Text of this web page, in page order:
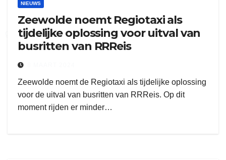
gijs zwart interieurbouw
NIEUWS
Zeewolde noemt Regiotaxi als
tijdelijke oplossing voor uitval van
busritten van RRReis
Zeewolde noemt de Regiotaxi als tijdelijke oplossing
voor de uitval van busritten van RRReis. Op dit
moment rijden er minder…